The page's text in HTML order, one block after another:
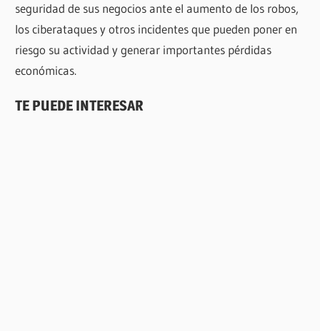
seguridad de sus negocios ante el aumento de los robos,
los ciberataques y otros incidentes que pueden poner en
riesgo su actividad y generar importantes pérdidas
económicas.
TE PUEDE INTERESAR